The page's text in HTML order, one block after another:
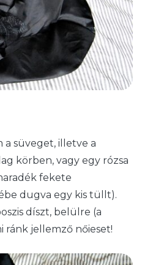
süveget, illetve a
körben, vagy egy rózsa
fekete
dugva egy kis tüllt).
díszt, belülre (a
ránk jellemző nőieset!